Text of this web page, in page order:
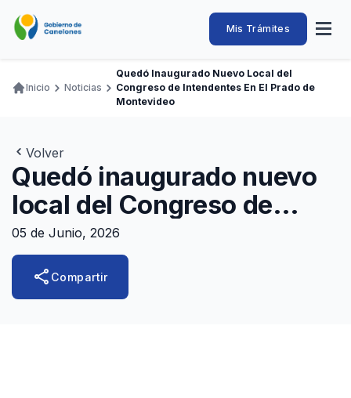
contenido
Intendencia
de
Canelones
Abrir
Navegación
Mis Trámites
Adquisiciones
Canelones Te Escucha
Teléfonos
Ruta
Inicio Noticias
Quedó Inaugurado Nuevo Local del
Congreso de Intendentes En El Prado de
Montevideo
Volver
Quedó inaugurado nuevo
local del Congreso de
Intendentes en el Prado de
Montevideo
05 de Junio, 2026
share Compartir